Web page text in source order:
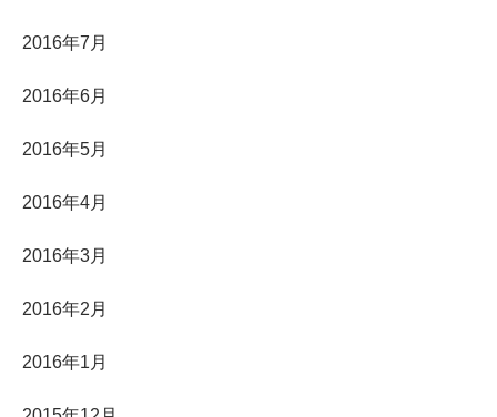
2016年7月
2016年6月
2016年5月
2016年4月
2016年3月
2016年2月
2016年1月